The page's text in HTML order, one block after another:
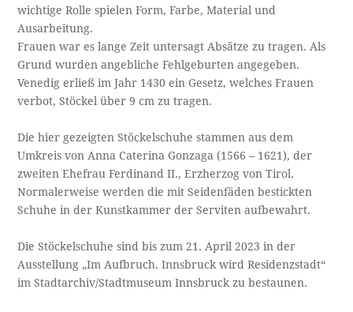
wichtige Rolle spielen Form, Farbe, Material und
Ausarbeitung.
Frauen war es lange Zeit untersagt Absätze zu tragen. Als
Grund wurden angebliche Fehlgeburten angegeben.
Venedig erließ im Jahr 1430 ein Gesetz, welches Frauen
verbot, Stöckel über 9 cm zu tragen.
Die hier gezeigten Stöckelschuhe stammen aus dem
Umkreis von Anna Caterina Gonzaga (1566 – 1621), der
zweiten Ehefrau Ferdinand II., Erzherzog von Tirol.
Normalerweise werden die mit Seidenfäden bestickten
Schuhe in der Kunstkammer der Serviten aufbewahrt.
Die Stöckelschuhe sind bis zum 21. April 2023 in der
Ausstellung „Im Aufbruch. Innsbruck wird Residenzstadt“
im Stadtarchiv/Stadtmuseum Innsbruck zu bestaunen.